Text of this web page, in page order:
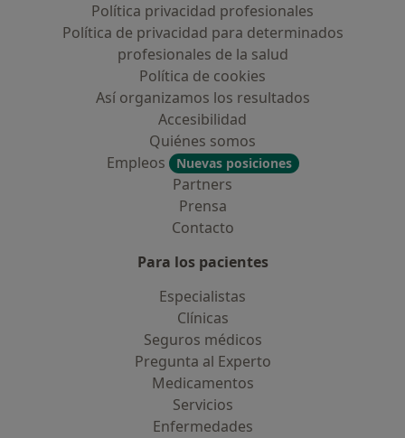
Política privacidad profesionales
Política de privacidad para determinados
profesionales de la salud
Política de cookies
Así organizamos los resultados
Accesibilidad
Quiénes somos
Empleos
Nuevas posiciones
Partners
Prensa
Contacto
Para los pacientes
Especialistas
Clínicas
Seguros médicos
Pregunta al Experto
Medicamentos
Servicios
Enfermedades